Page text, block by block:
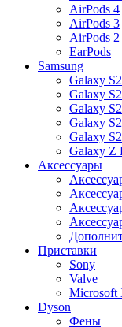
AirPods 4
AirPods 3
AirPods 2
EarPods
Samsung
Galaxy
Galaxy
Galaxy
Galaxy
Galaxy
Galaxy Z
Аксессуары
Приставки
Sony
Valve
Microsoft
Dyson
Фены